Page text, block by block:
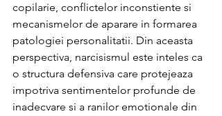
copilarie, conflictelor inconstiente si
mecanismelor de aparare in formarea
patologiei personalitatii. Din aceasta
perspectiva, narcisismul este inteles ca
o structura defensiva care protejeaza
impotriva sentimentelor profunde de
inadecvare si a ranilor emotionale din